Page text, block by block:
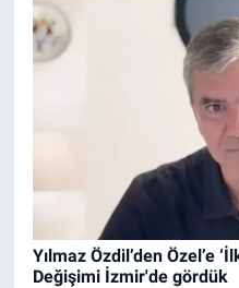
Yılmaz Özdil’den Özel’e
Değişimi İzmir'de gördük